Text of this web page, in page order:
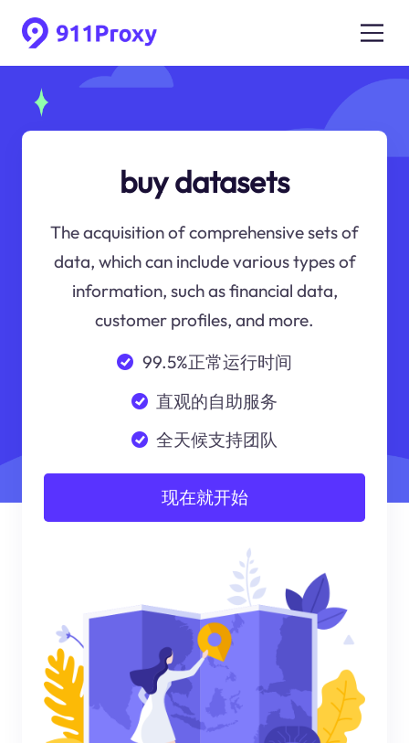
buy datasets
The acquisition of comprehensive sets of
data, which can include various types of
information, such as financial data,
customer profiles, and more.
99.5%正常运行时间
直观的自助服务
全天候支持团队
现在就开始